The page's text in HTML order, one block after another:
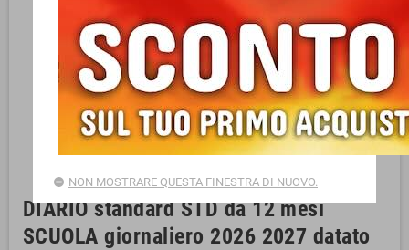
DIARIO standard STD da 12 mesi
SCUOLA giornaliero 2026 2027 datato
NON MOSTRARE QUESTA FINESTRA DI NUOVO.